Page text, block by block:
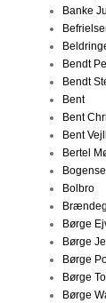
Banke
Bendt
Bendt
Bent
Bent
Bent
Bertel
Bogense
Bolbro
Børge
Børge
Børge
Børge
Børge